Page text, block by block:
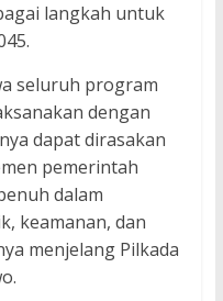
langkah untuk
seluruh program
dengan
dapat dirasakan
pemerintah
dalam
keamanan, dan
menjelang Pilkada